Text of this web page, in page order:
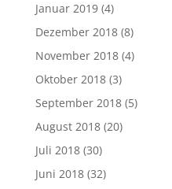
Januar 2019(4)
Dezember 2018(8)
November 2018(4)
Oktober 2018(3)
September 2018(5)
August 2018(20)
Juli 2018(30)
Juni 2018(32)